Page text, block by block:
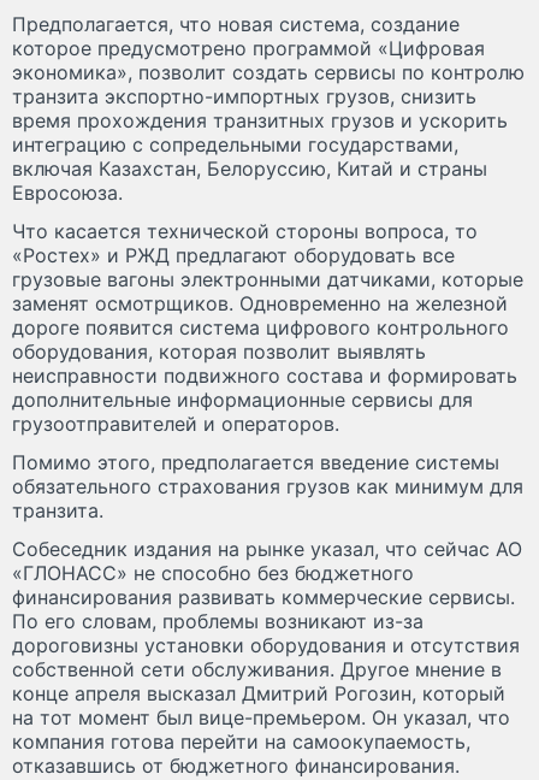
Предполагается, что новая система, создание
которое предусмотрено программой «Цифровая
экономика», позволит создать сервисы по контролю
транзита экспортно-импортных грузов, снизить
время прохождения транзитных грузов и ускорить
интеграцию с сопредельными государствами,
включая Казахстан, Белоруссию, Китай и страны
Евросоюза.
Что касается технической стороны вопроса, то
«Ростех» и РЖД предлагают оборудовать все
грузовые вагоны электронными датчиками, которые
заменят осмотрщиков. Одновременно на железной
дороге появится система цифрового контрольного
оборудования, которая позволит выявлять
неисправности подвижного состава и формировать
дополнительные информационные сервисы для
грузоотправителей и операторов.
Помимо этого, предполагается введение системы
обязательного страхования грузов как минимум для
транзита.
Собеседник издания на рынке указал, что сейчас АО
«ГЛОНАСС» не способно без бюджетного
финансирования развивать коммерческие сервисы.
По его словам, проблемы возникают из-за
дороговизны установки оборудования и отсутствия
собственной сети обслуживания. Другое мнение в
конце апреля высказал Дмитрий Рогозин, который
на тот момент был вице-премьером. Он указал, что
компания готова перейти на самоокупаемость,
отказавшись от бюджетного финансирования.